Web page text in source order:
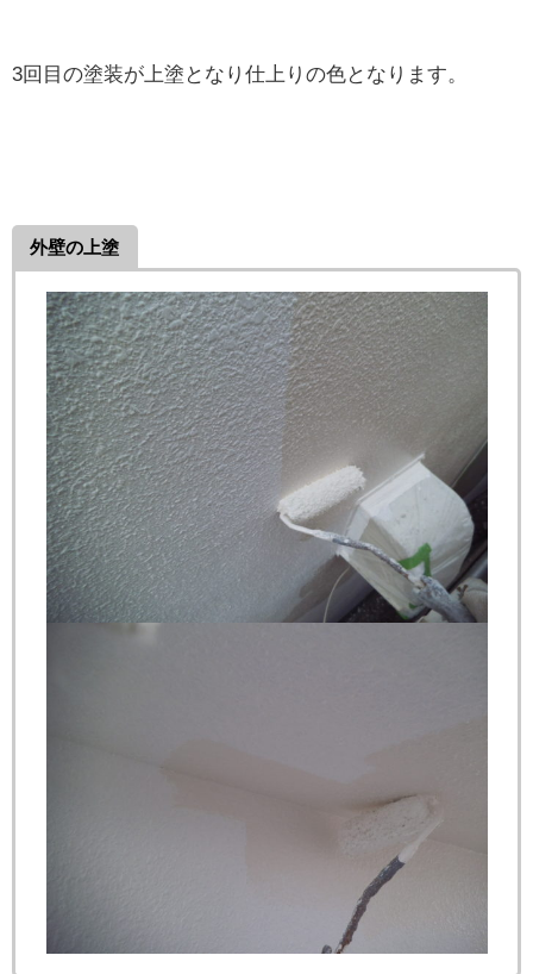
3回目の塗装が上塗となり仕上りの色となります。
外壁の上塗